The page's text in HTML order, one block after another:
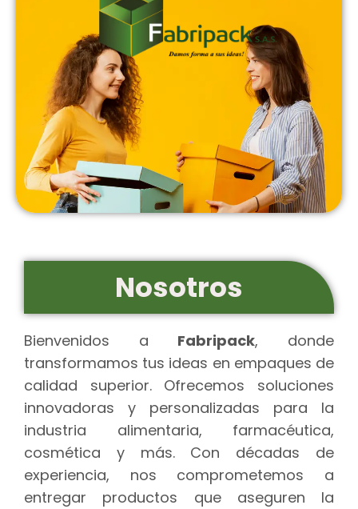
Nosotros
Bienvenidos a Fabripack, donde
transformamos tus ideas en empaques de
calidad superior. Ofrecemos soluciones
innovadoras y personalizadas para la
industria alimentaria, farmacéutica,
cosmética y más. Con décadas de
experiencia, nos comprometemos a
entregar productos que aseguren la